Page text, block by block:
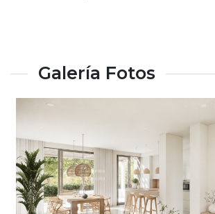
Galería Fotos